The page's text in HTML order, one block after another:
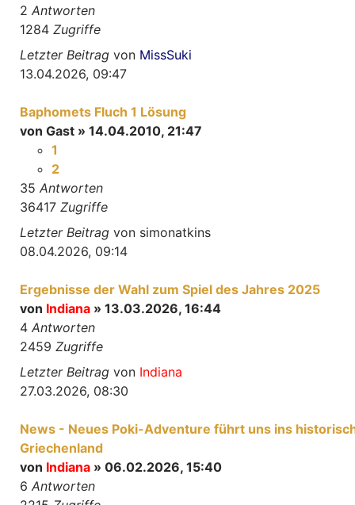
2 Antworten
1284 Zugriffe
Letzter Beitrag von MissSuki
13.04.2026, 09:47
Baphomets Fluch 1 Lösung
von Gast » 14.04.2010, 21:47
1
2
35 Antworten
36417 Zugriffe
Letzter Beitrag von simonatkins
08.04.2026, 09:14
Ergebnisse der Wahl zum Spiel des Jahres 2025
von Indiana » 13.03.2026, 16:44
4 Antworten
2459 Zugriffe
Letzter Beitrag von Indiana
27.03.2026, 08:30
News - Neues Poki-Adventure führt uns ins
Griechenland
von Indiana » 06.02.2026, 15:40
6 Antworten